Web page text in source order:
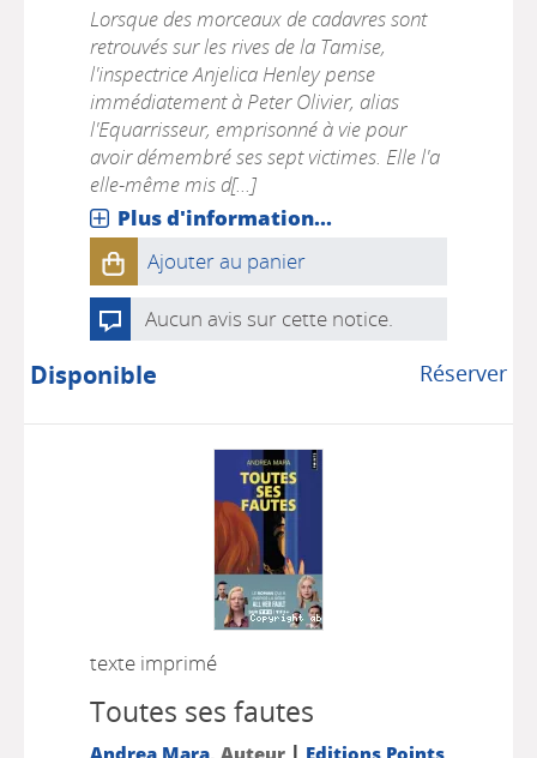
Lorsque des morceaux de cadavres sont
retrouvés sur les rives de la Tamise,
l'inspectrice Anjelica Henley pense
immédiatement à Peter Olivier, alias
l'Equarrisseur, emprisonné à vie pour
avoir démembré ses sept victimes. Elle l'a
elle-même mis d[...]
Plus d'information...
Ajouter au panier
Aucun avis sur cette notice.
Réserver
Disponible
texte imprimé
Toutes ses fautes
Andrea Mara, Auteur Editions Points